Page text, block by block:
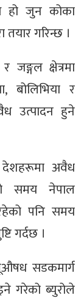
हो जुन कोका
तयार गरिन्छ ।
जङ्गल क्षेत्रमा
बोलिभिया र
उत्पादन हुने
देशहरूमा अवैध
समय नेपाल
पनि समय
गर्दछ ।
सडकमार्ग
गरेको ब्युरोले